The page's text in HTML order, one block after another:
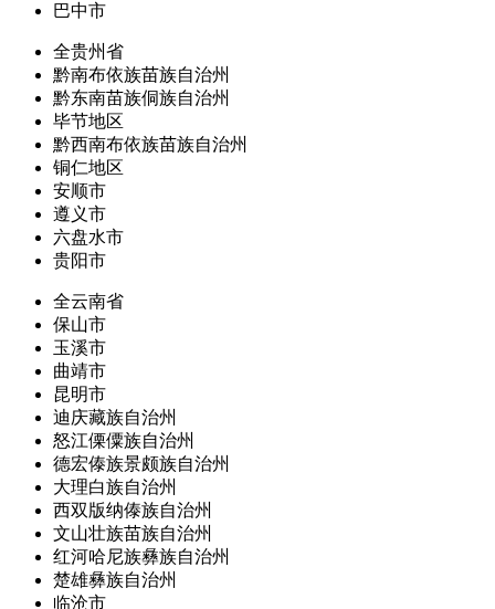
巴中市
全贵州省
黔南布依族苗族自治州
黔东南苗族侗族自治州
毕节地区
黔西南布依族苗族自治州
铜仁地区
安顺市
遵义市
六盘水市
贵阳市
全云南省
保山市
玉溪市
曲靖市
昆明市
迪庆藏族自治州
怒江傈僳族自治州
德宏傣族景颇族自治州
大理白族自治州
西双版纳傣族自治州
文山壮族苗族自治州
红河哈尼族彝族自治州
楚雄彝族自治州
临沧市